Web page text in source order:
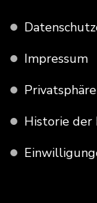
Impressum
Historie der